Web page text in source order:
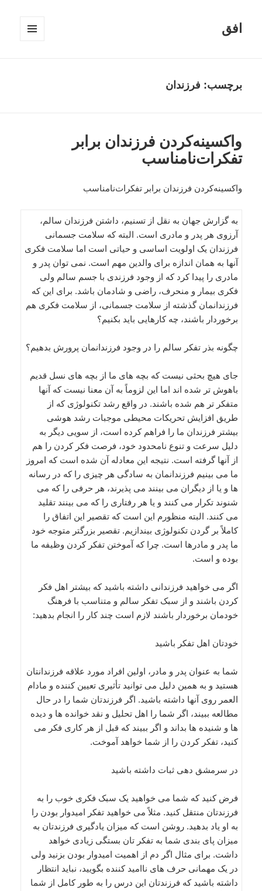
افق
برچسب: فرزندان
واکسینه‌کردن فرزندان برابر
تفکرات‌نامناسب
واکسینه‌کردن فرزندان برابر تفکرات‌نامناسب
به گزارش جهان به نقل از تسنیم، داشتن فرزندان سالم،
آرزوی هر پدر و مادری است. البته که سلامت جسمانی
فرزندان یک اولویت اساسی و حیاتی است اما سلامت فکری
آنها به همان اندازه برای والدین مهم است. نمی توان پدر و
مادری را پیدا کرد که از وجود فرزندی با جسم سالم ولی
فکری بیمار و منحرف، راضی و شادمان باشد. برای این که
فرزندانمان گذشته از سلامت جسمانی، از سلامت فکری هم
برخوردار باشند، چه کارهایی باید بکنیم؟
چگونه بذر تفکر سالم را در وجود فرزندانمان پرورش بدهیم؟
جای هیچ بحثی نیست که بچه های ما از بچه های نسل قدیم
باهوش تر شده اند اما این لزوماً به آن معنا نیست که آنها
متفکر تر هم شده باشند. در واقع رشد تکنولوژی که از
طریق افزایش تحریکات محیطی موجبات رشد هوشی
بیشتر فرزندان ما را فراهم کرده است، از سویی دیگر به
دلیل سرعت و تنوع نامحدود خود، فرصت فکر کردن را هم
از آنها گرفته است. نتیجه این معادله آن شده است که امروز
ما می بینیم فرزندانمان به سادگی هر چیزی را که در رسانه
ها و یا از دیگران می بینند می پذیرند، هر حرفی را که می
شنوند تکرار می کنند و یا هر رفتاری را که می بینند تقلید
می کنند. البته منظورم این است که تقصیر این اتفاق را
کاملاً بر گردن تکنولوژی بیندازیم. تقصیر بزرگتر متوجه خود
ما پدر و مادرها است. چرا که آموختن تفکر کردن وظیفه ما
بوده و است.
اگر می خواهید فرزندانی داشته باشید که بیشتر اهل فکر
کردن باشند و از سبک تفکر سالم و متناسب با فرهنگ
خودمان برخوردار باشند لازم است چند کار را انجام بدهید:
خودتان اهل تفکر باشید
شما به عنوان پدر و مادر، اولین افراد مورد علاقه فرزندانتان
هستید و به همین دلیل می توانید تأثیری تعیین کننده و مادام
العمر روی آنها داشته باشید. اگر فرزندتان شما را در حال
مطالعه ببیند، اگر شما را اهل تحلیل و نقد خوانده ها و دیده
ها و شنیده ها بداند و اگر ببیند که قبل از هر کاری فکر می
کنید، تفکر کردن را از شما خواهد آموخت.
در سرمشق دهی ثبات داشته باشید
فرض کنید که شما می خواهید یک سبک فکری خوب را به
فرزندتان منتقل کنید. مثلاً می خواهید تفکر امیدوار بودن را
به او یاد بدهید. روشن است که میزان یادگیری فرزندتان به
میزان پای بندی شما به تفکر تان بستگی زیادی خواهد
داشت. برای مثال اگر دم از اهمیت امیدوار بودن بزنید ولی
در یک مهمانی حرف های ناامید کننده بگویید، نباید انتظار
داشته باشید که فرزندتان این درس را به طور کامل از شما